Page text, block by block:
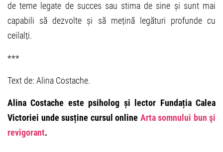
de teme legate de succes sau stima de sine și sunt mai
capabili să dezvolte și să mețină legături profunde cu
ceilalți.
***
Text de: Alina Costache.
Alina Costache este psiholog și lector Fundația Calea
Victoriei unde susține cursul online Arta somnului bun şi
revigorant.